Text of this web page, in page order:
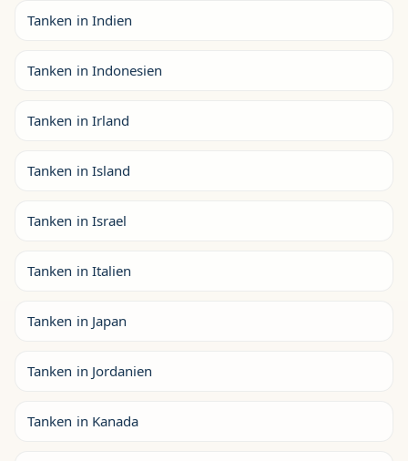
Tanken in Indien
Tanken in Indonesien
Tanken in Irland
Tanken in Island
Tanken in Israel
Tanken in Italien
Tanken in Japan
Tanken in Jordanien
Tanken in Kanada